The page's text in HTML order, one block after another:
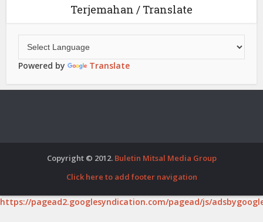
Terjemahan / Translate
Powered by Translate
Copyright © 2012. Buletin Mitsal Media Group
Click here to add footer navigation
https://pagead2.googlesyndication.com/pagead/js/